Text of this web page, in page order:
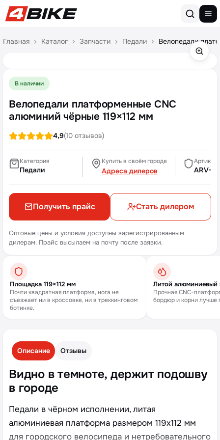
Главная Каталог Запчасти Педали Велопедали
В наличии
Велопедали платформенные CNC
алюминий чёрные 119×112 мм
4,9(10 отзывов)
Категория
Педали
Артикул
ARV-
Купить в своём городе
Адреса дилеров
Получить прайс Стать дилером
Оптовые цены и условия доступны зарегистрированным
дилерам. Прайс высылаем на почту после заявки.
Площадка 119×112 мм
Почти квадратная платформа, нога не
съезжает ни в кроссовке, ни в треккинговом
ботинке.
Литой алюминиевый
Прочная CNC-
бордюр и корни лучше
Описание Отзывы
Видно в темноте, держит подошву
в городе
Педали в чёрном исполнении, литая
алюминиевая платформа размером 119х112 мм
для городского велосипеда и нетребовательного